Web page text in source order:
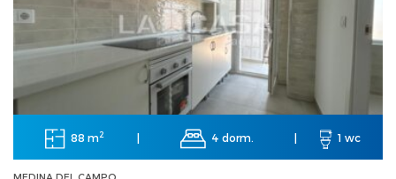
88 m2 4 dorm. 1 wc